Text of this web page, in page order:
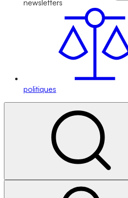
newsletters
politiques